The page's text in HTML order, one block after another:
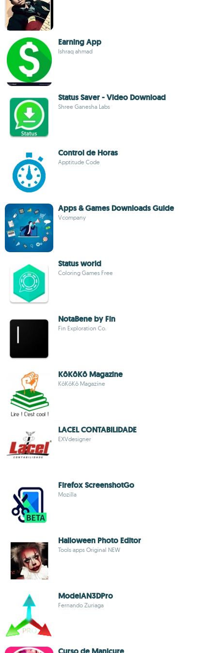
Earning App
Ishraq ahmad
Status Saver - Video Download
Shree Ganesha Labs
Control de Horas
Apptitude Code
Apps & Games Downloads Guide
Vcompany
Status world
Coloring Games Free
NotaBene by Fin
Fin Exploration Co.
KôKôKô Magazine
KôKôKô Magazine
LACEL CONTABILIDADE
EXVdesigner
Firefox ScreenshotGo
Mozilla
Halloween Photo Editor
Tools apps Original NEW
ModelAN3DPro
Fernando Zuriaga